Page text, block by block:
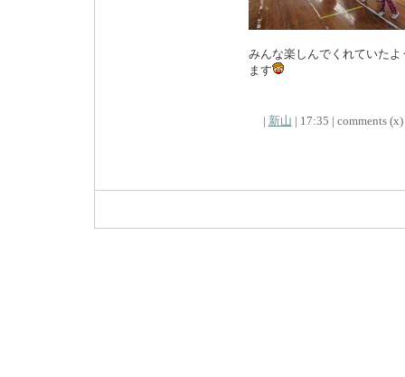
みんな楽しんでくれていたよ
ます
| 新山 | 17:35 | comments